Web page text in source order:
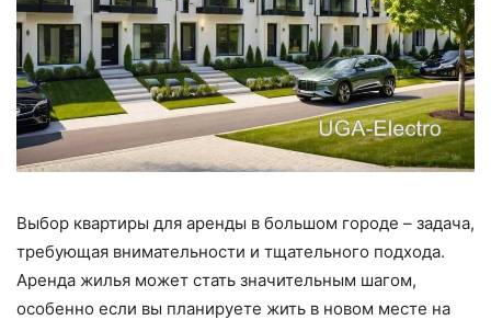
Выбор квартиры для аренды в большом городе – задача,
требующая внимательности и тщательного подхода.
Аренда жилья может стать значительным шагом,
особенно если вы планируете жить в новом месте на